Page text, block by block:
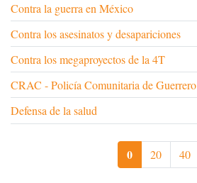
Contra la guerra en México
Contra los asesinatos y desapariciones
Contra los megaproyectos de la 4T
CRAC - Policía Comunitaria de Guerrero
Defensa de la salud
0 20 40